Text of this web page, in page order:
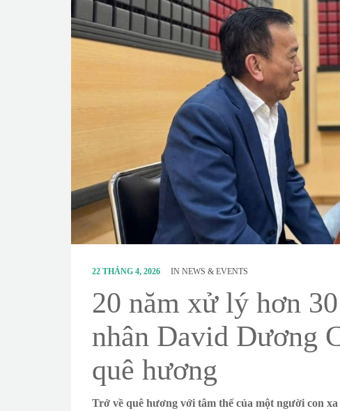
22 THÁNG 4, 2026 IN NEWS & EVENTS
20 năm xử lý hơn
nhân David Dương
quê hương
Trở về quê hương với tâm thế của một người con